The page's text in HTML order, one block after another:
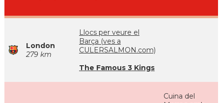
London
279 km
Llocs per veure el
Barça (ves a
CULERSALMON.com)
The Famous 3 Kings
Cuina del